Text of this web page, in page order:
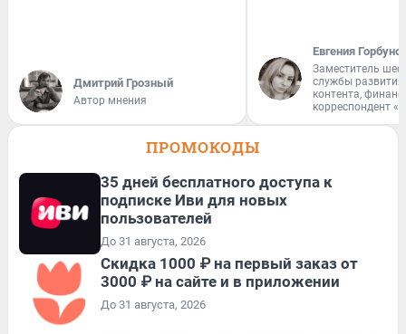
Дмитрий Грозный
Автор мнения
Евгения
Заместитель
службы
контента,
корреспондент
ПРОМОКОДЫ
35 дней бесплатного доступа к
подписке Иви для новых
пользователей
До 31 августа, 2026
Скидка 1000 ₽ на первый заказ от
3000 ₽ на сайте и в приложении
До 31 августа, 2026